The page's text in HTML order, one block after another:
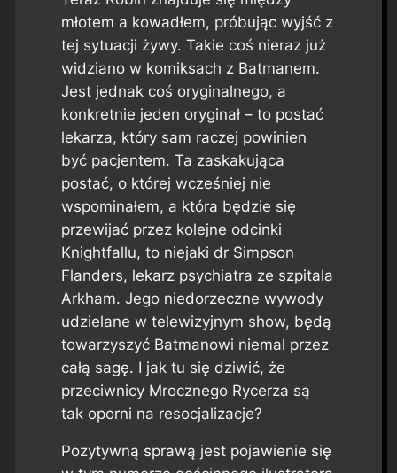
młotem a kowadłem, próbując wyjść z
tej sytuacji żywy. Takie coś nieraz już
widziano w komiksach z Batmanem.
Jest jednak coś oryginalnego, a
konkretnie jeden oryginał – to postać
lekarza, który sam raczej powinien
być pacjentem. Ta zaskakująca
postać, o której wcześniej nie
wspominałem, a która będzie się
przewijać przez kolejne odcinki
Knightfallu, to niejaki dr Simpson
Flanders, lekarz psychiatra ze szpitala
Arkham. Jego niedorzeczne wywody
udzielane w telewizyjnym show, będą
towarzyszyć Batmanowi niemal przez
całą sagę. I jak tu się dziwić, że
przeciwnicy Mrocznego Rycerza są
tak oporni na resocjalizacje?
Pozytywną sprawą jest pojawienie się